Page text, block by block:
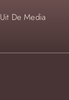
Uit De Media